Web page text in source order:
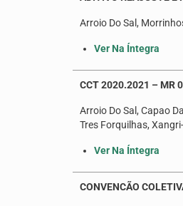
Arroio Do Sal,
Ver Na Íntegra
CCT 2020.2021 – MR
Arroio Do Sal, Capao
Tres Forquilhas,
Ver Na Íntegra
CONVENCÃO